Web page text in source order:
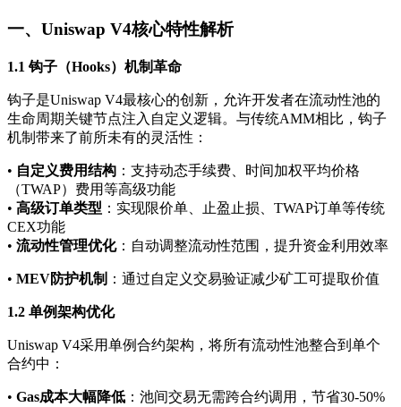
一、Uniswap V4核心特性解析
1.1 钩子（Hooks）机制革命
钩子是Uniswap V4最核心的创新，允许开发者在流动性池的
生命周期关键节点注入自定义逻辑。与传统AMM相比，钩子
机制带来了前所未有的灵活性：
• 自定义费用结构 ：支持动态手续费、时间加权平均价格
（TWAP）费用等高级功能
• 高级订单类型 ：实现限价单、止盈止损、TWAP订单等传统
CEX功能
• 流动性管理优化：自动调整流动性范围，提升资金利用效率
• MEV防护机制 ：通过自定义交易验证减少矿工可提取价值
1.2 单例架构优化
Uniswap V4采用单例合约架构，将所有流动性池整合到单个
合约中：
• Gas成本大幅降低 ：池间交易无需跨合约调用，节省30-50%